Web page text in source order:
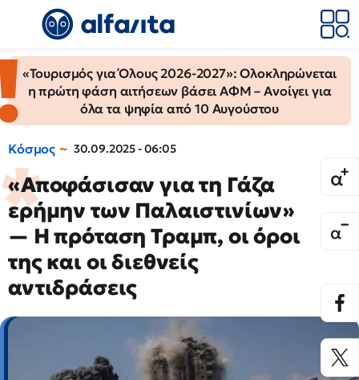
«Τουρισμός για Όλους 2026-2027»: Ολοκληρώνεται
η πρώτη φάση αιτήσεων βάσει ΑΦΜ – Ανοίγει για
όλα τα ψηφία από 10 Αυγούστου
Κόσμος 30.09.2025 - 06:05
«Αποφάσισαν για τη Γάζα
ερήμην των Παλαιστινίων»
— Η πρόταση Τραμπ, οι όροι
της και οι διεθνείς
αντιδράσεις